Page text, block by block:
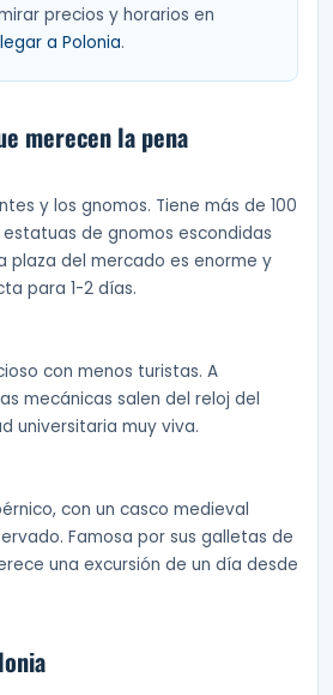
precios y horarios en
a Polonia.
merecen la pena
y los gnomos. Tiene más de 100
de gnomos escondidas
plaza del mercado es enorme y
para 1-2 días.
con menos turistas. A
mecánicas salen del reloj del
universitaria muy viva.
con un casco medieval
Famosa por sus galletas de
una excursión de un día desde